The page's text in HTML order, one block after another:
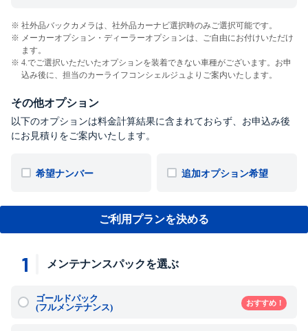
社外品バックカメラは、社外品カーナビ選択時のみご選択可能です。
メーカーオプション・ディーラーオプションは、ご自由にお付けいただけ
ます。
4.でご選択いただいたオプションを装着できない車種がございます。お申
込み後に、担当のカーライフコンシェルジュよりご案内いたします。
その他オプション
以下のオプションは料金計算結果に含まれておらず、お申込み後
にお見積りをご案内いたします。
希望ナンバー 追加オプション希望
ご利用プランを決める
1 メンテナンスパックを選ぶ
ゴールドパック
(フルメンテナンス)
おすすめ！